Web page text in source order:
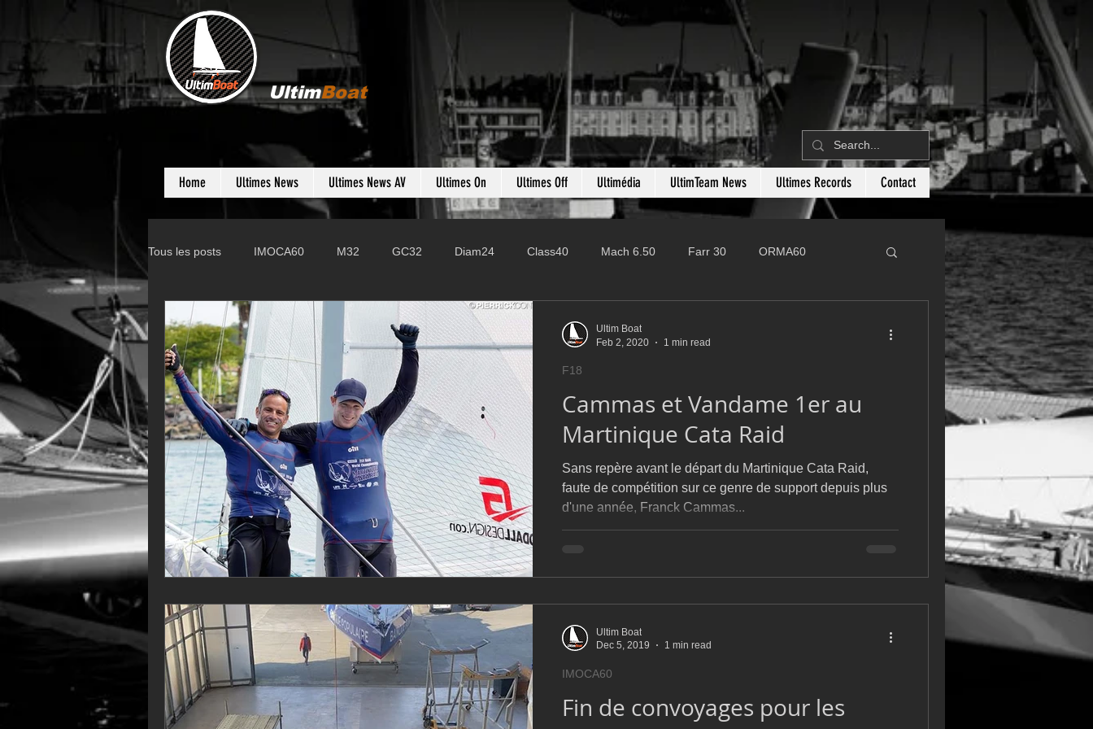
UltimBoat
Home Ultimes News Ultimes News AV Ultimes On Ultimes Off Ultimédia UltimTeam News Ultimes Records Contact
Tous les posts IMOCA60 M32 GC32 Diam24 Class40 Mach 6.50 Farr 30 ORMA60
Gunboat D35 Farr 280 Fast 40 PAC52
VOR60 Class Rhum JMD54 Botin 52 Classe 50
F18 TF35 Business AC75 Open 7.50
Cammas et Vandame 1er au
Martinique Cata Raid
Sans repère avant le départ du Martinique Cata Raid,
faute de compétition sur ce genre de support depuis plus
d'une année, Franck Cammas...
F18
Ultim Boat
Feb 2, 2020
1 min read
Fin de convoyages pour les
IMOCA60
Ultim Boat
Dec 5, 2019
1 min read